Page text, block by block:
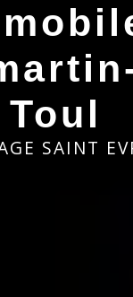
Toul
SAINT